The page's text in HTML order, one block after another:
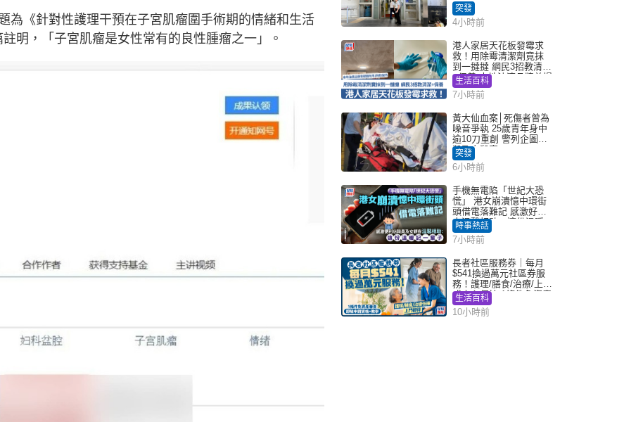
為《針對性護理干預在子宮肌瘤圍手術期的情緒和生活
明，「子宮肌瘤是女性常有的良性腫瘤之一」。
突發
4小時前
港人家居天花板發霉求
救！用除霉清潔劑竟抹
到一撻撻 網民3招教清潔
+保養 本地油漆品牌曾提
醒勿用1物防變色
生活百科
7小時前
黃大仙血案│死傷者曾為
噪音爭執 25歲青年身中
逾10刀重創 警列企圖謀
殺及自殺案
突發
6小時前
手機無電陷「世紀大恐
慌」 港女崩潰憶中環街
頭借電落難記 感激好心
人溫馨相助：這份溫暖
記一輩子｜Juicy叮
時事熱話
7小時前
長者社區服務券｜每月
$541換過萬元社區券服
務！護理/膳食/治療/上門
或中心任揀 1條件免資產
審查（附申請資格及教
學）
生活百科
10小時前